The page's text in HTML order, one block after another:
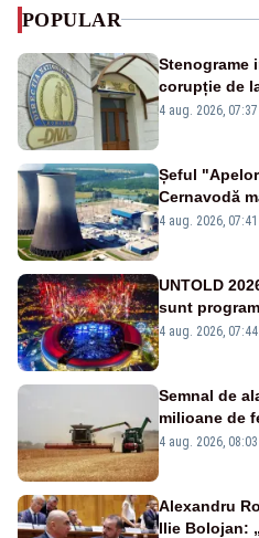
POPULAR
Stenograme
corupție de
banilor din
4 aug. 2026, 07:37
Șeful
Cernavodă
zile
4 aug. 2026, 07:41
UNTOLD
sunt
4 aug. 2026, 07:44
Semnal de
milioane de
strategia
4 aug. 2026, 08:03
Alexandru
Ilie Bolojan: